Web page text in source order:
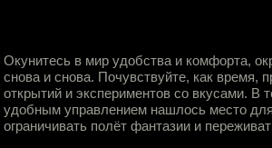
Окунитесь в мир удобства и комфорта,
снова и снова. Почувствуйте, как время,
открытий и экспериментов со вкусами. В
удобным управлением нашлось место
ограничивать полёт фантазии и